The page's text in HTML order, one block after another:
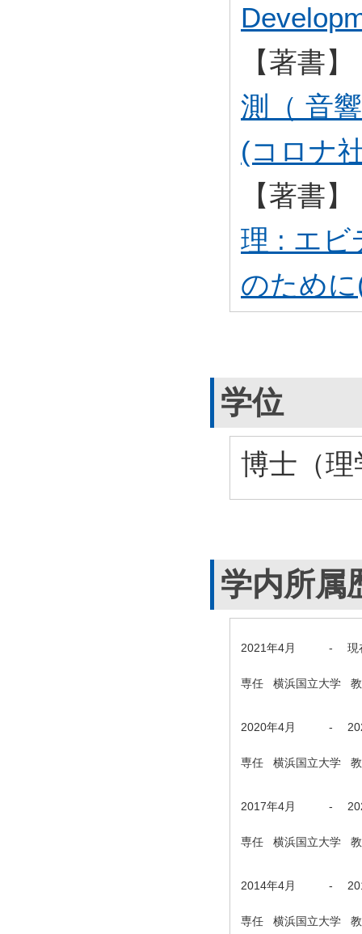
【著書】
測（ 音
(コロナ
【著書】
理 : エビ
のため
学位
博士（
学内所属
2021年4月 - 現
専任 横浜国立大学
2020年4月 -
専任 横浜国立大学
2017年4月 -
専任 横浜国立大学
2014年4月 -
専任 横浜国立大学